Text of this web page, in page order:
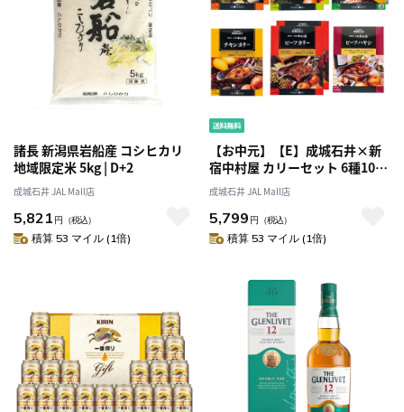
諸長 新潟県岩船産 コシヒカリ
地域限定米 5kg | D+2
成城石井 JAL Mall店
5,821 円 （税込）
積算 53 マイル (1倍)
【お中元】【E】成城石井×新
宿中村屋 カリーセット 6種10個
入
成城石井 JAL Mall店
5,799 円 （税込）
積算 53 マイル (1倍)